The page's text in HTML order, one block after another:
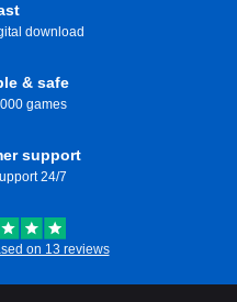
download
& safe
games
support
24/7
on 13 reviews